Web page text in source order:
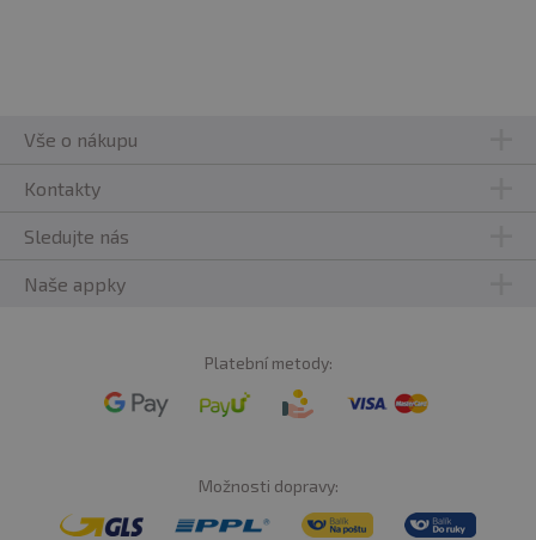
Vše o nákupu
Kontakty
Sledujte nás
Naše appky
Platební metody:
Možnosti dopravy: